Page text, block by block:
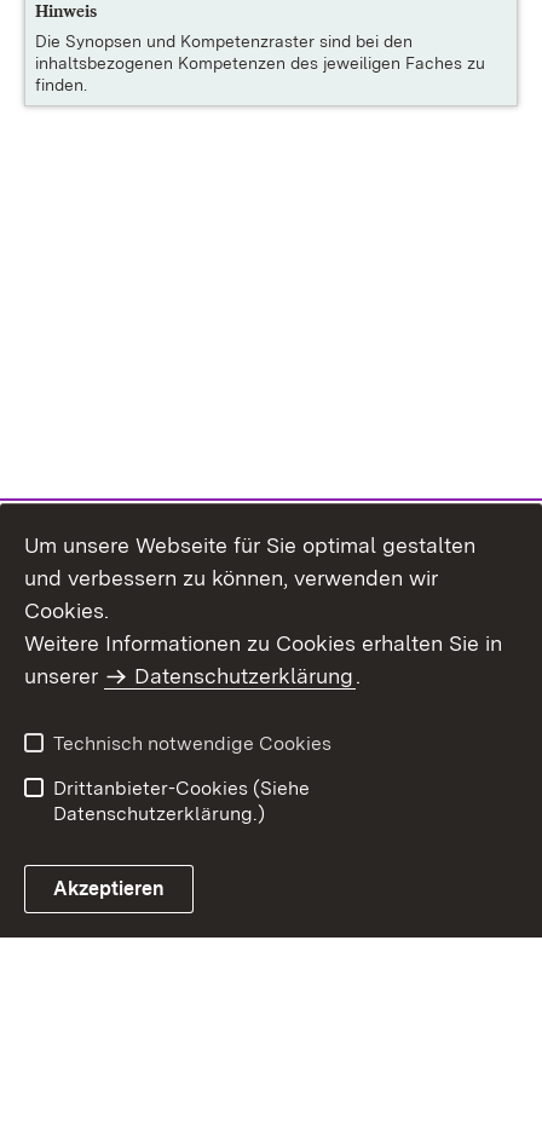
Hinweis
Die Synopsen und Kompetenzraster sind bei den
inhaltsbezogenen Kompetenzen des jeweiligen Faches zu
finden.
Um unsere Webseite für Sie optimal gestalten
und verbessern zu können, verwenden wir
Cookies.
Weitere Informationen zu Cookies erhalten Sie in
unserer
Datenschutzerklärung.
Technisch notwendige Cookies
Drittanbieter-Cookies (Siehe
Datenschutzerklärung.)
Akzeptieren